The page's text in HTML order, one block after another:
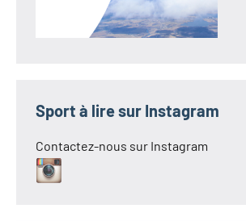
Sport à lire sur Instagram
Contactez-nous sur Instagram